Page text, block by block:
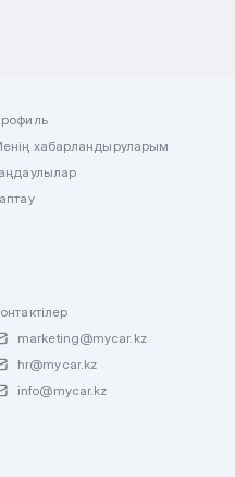
хабарландыруларым
marketing@mycar.kz
hr@mycar.kz
info@mycar.kz